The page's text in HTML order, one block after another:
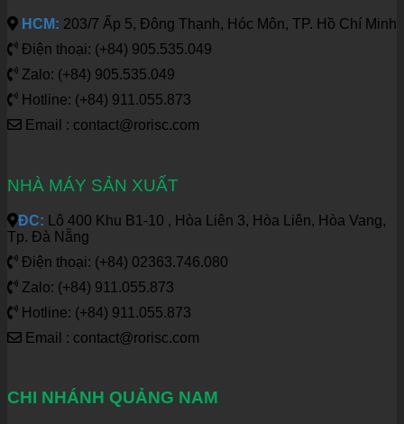
HCM: 203/7 Ấp 5, Đông Thạnh, Hóc Môn, TP. Hồ Chí Minh
Điện thoại: (+84) 905.535.049
Zalo: (+84) 905.535.049
Hotline: (+84) 911.055.873
Email : contact@rorisc.com
NHÀ MÁY SẢN XUẤT
ĐC: Lô 400 Khu B1-10 , Hòa Liên 3, Hòa Liên, Hòa Vang,
Tp. Đà Nẵng
Điện thoại: (+84) 02363.746.080
Zalo: (+84) 911.055.873
Hotline: (+84) 911.055.873
Email : contact@rorisc.com
CHI NHÁNH QUẢNG NAM